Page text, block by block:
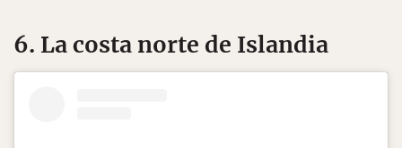
6. La costa norte de Islandia